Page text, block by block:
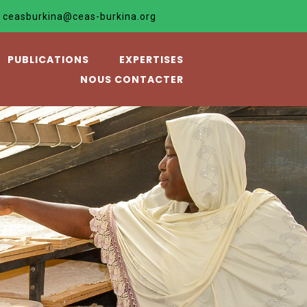
les autres, c'est le seul»
ceasburkina@ceas-burkina.org
PUBLICATIONS
EXPERTISES
NOUS CONTACTER